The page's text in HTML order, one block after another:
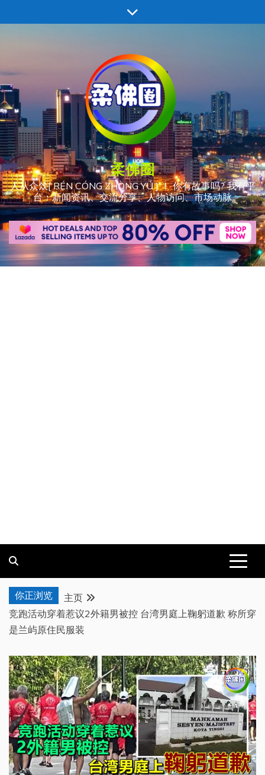
至
柔佛圈
人从众𠈌[ RÉN CÓNG ZHÒNG YÚ ] ！ 你有故事吗? 我有平
台：新闻资讯、交流分享、人物访问、市场动脉
你正浏览
主页
竞跑活动穿着惹议2外籍男被控 台湾男庭上鞠躬道歉 称所穿
是兰屿原住民服装